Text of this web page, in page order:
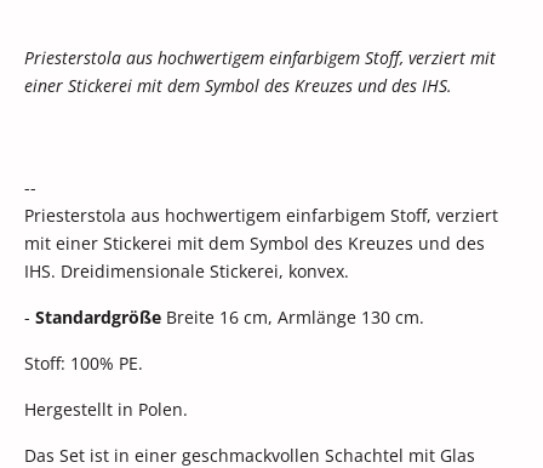
Priesterstola aus hochwertigem einfarbigem Stoff, verziert mit
einer Stickerei mit dem Symbol des Kreuzes und des IHS.
--
Priesterstola aus hochwertigem einfarbigem Stoff, verziert
mit einer Stickerei mit dem Symbol des Kreuzes und des
IHS. Dreidimensionale Stickerei, konvex.
- Standardgröße Breite 16 cm, Armlänge 130 cm.
Stoff: 100% PE.
Hergestellt in Polen.
Das Set ist in einer geschmackvollen Schachtel mit Glas